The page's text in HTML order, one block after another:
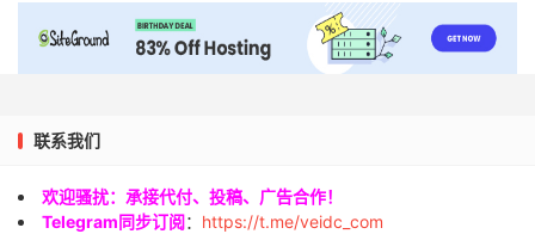
联系我们
欢迎骚扰：承接代付、投稿、广告合作！
Telegram同步订阅： https://t.me/veidc_com